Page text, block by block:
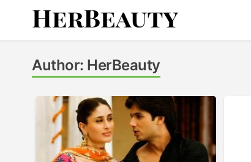
Author: HerBeauty